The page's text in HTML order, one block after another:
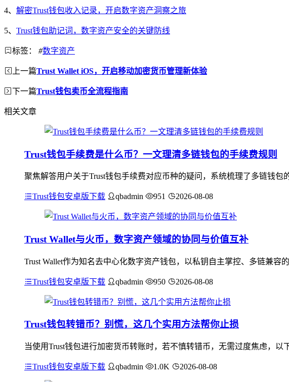
4、 解密Trust钱包收入记录，开启数字资产洞察之旅
5、 Trust钱包助记词，数字资产安全的关键防线
标签： #数字资产
上一篇Trust Wallet iOS，开启移动加密货币管理新体验
下一篇Trust钱包卖币全流程指南
相关文章
Trust钱包手续费是什么币？一文理清多链钱包的手续费规则
聚焦解答用户关于Trust钱包手续费对应币种的疑问，系统梳理了多链钱
Trust钱包安卓版下载 qbadmin 951 2026-08-08
Trust Wallet与火币，数字资产领域的协同与价值互补
Trust Wallet作为知名去中心化数字资产钱包，以私钥自主掌控、多链兼
Trust钱包安卓版下载 qbadmin 950 2026-08-08
Trust钱包转错币？别慌，这几个实用方法帮你止损
当使用Trust钱包进行加密货币转账时，若不慎转错币，无需过度焦虑，
Trust钱包安卓版下载 qbadmin 1.0K 2026-08-08